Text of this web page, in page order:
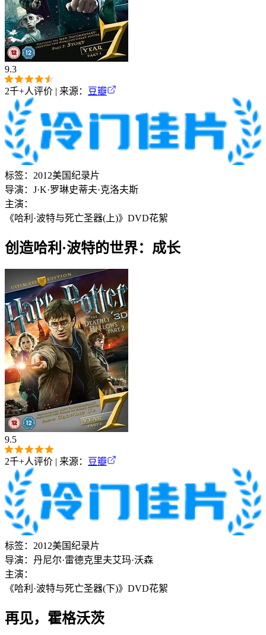
9.3
2千+人评价 | 来源： 豆瓣
标签： 2012美国纪录片
导演： J·K·罗琳史蒂夫·克洛夫斯
主演：
《哈利·波特与死亡圣器(上)》DVD花絮
创造哈利·波特的世界：成长
9.5
2千+人评价 | 来源： 豆瓣
标签： 2012美国纪录片
导演： 丹尼尔·雷德克里夫艾玛·沃森
主演：
《哈利·波特与死亡圣器(下)》DVD花絮
再见，霍格沃茨